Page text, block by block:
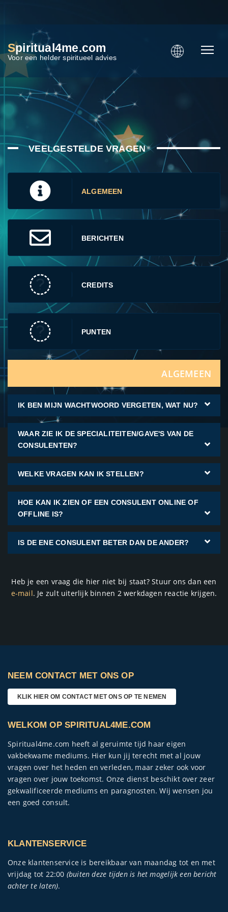
Spiritual4me.com
Voor een helder spiritueel advies
VEELGESTELDE VRAGEN
ALGEMEEN
BERICHTEN
CREDITS
PUNTEN
ALGEMEEN
IK BEN MIJN WACHTWOORD VERGETEN, WAT NU?
WAAR ZIE IK DE SPECIALITEITEN/GAVE'S VAN DE
CONSULENTEN?
WELKE VRAGEN KAN IK STELLEN?
HOE KAN IK ZIEN OF EEN CONSULENT ONLINE OF
OFFLINE IS?
IS DE ENE CONSULENT BETER DAN DE ANDER?
Heb je een vraag die hier niet bij staat? Stuur ons dan een
e-mail. Je zult uiterlijk binnen 2 werkdagen reactie krijgen.
NEEM CONTACT MET ONS OP
KLIK HIER OM CONTACT MET ONS OP TE NEMEN
WELKOM OP SPIRITUAL4ME.COM
Spiritual4me.com heeft al geruimte tijd haar eigen
vakbekwame mediums. Hier kun jij terecht met al jouw
vragen over het heden en verleden, maar zeker ook voor
vragen over jouw toekomst. Onze dienst beschikt over zeer
gekwalificeerde mediums en paragnosten. Wij wensen jou
een goed consult.
KLANTENSERVICE
Onze klantenservice is bereikbaar van maandag tot en met
vrijdag tot 22:00 (buiten deze tijden is het mogelijk een bericht
achter te laten).